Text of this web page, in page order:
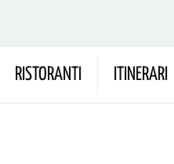
RISTORANTI ITINERARI